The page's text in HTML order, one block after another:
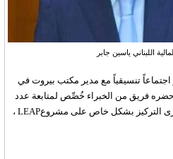
اللبناني ياسين جابر
اجتماعاً تنسيقياً مع مدير مكتب بيروت في
حضره فريق من الخبراء خُصِّص لمتابعة عدد
من المشاريع قيد التنفيذ، وجرى التركيز بشكل خاص على مشروعLEAP ،